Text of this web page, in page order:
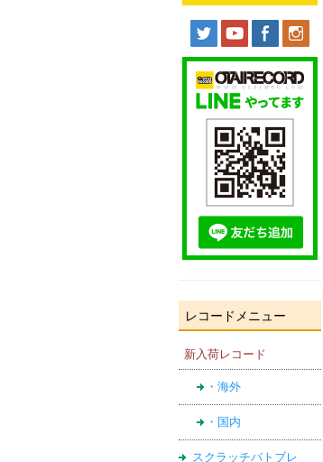
レコードメニュー
新入荷レコード
・海外
・国内
スクラッチバトブレ